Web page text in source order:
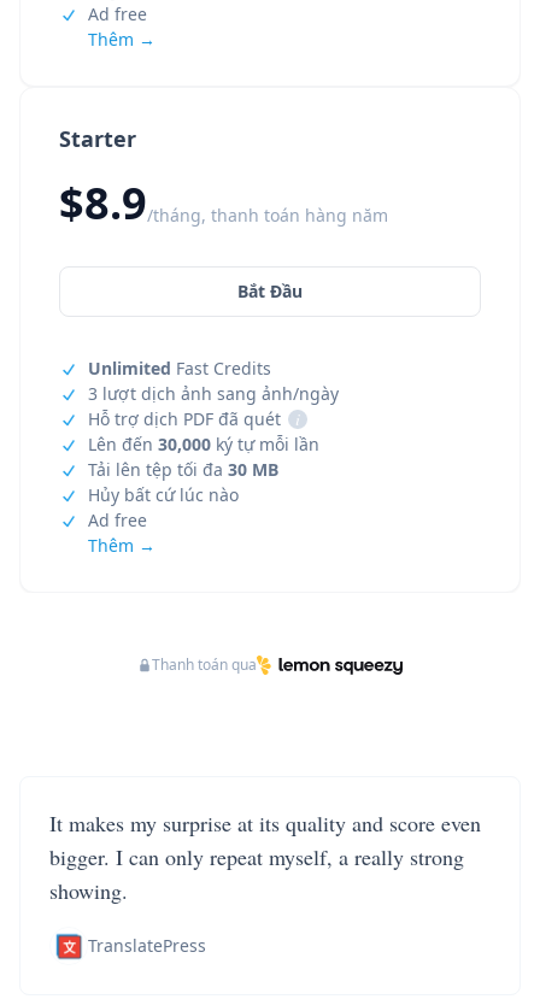
Starter
$8.9/tháng, thanh toán hàng năm
Bắt Đầu
Unlimited Fast Credits
3 lượt dịch ảnh sang ảnh/ngày
Hỗ trợ dịch PDF đã quét
i
Lên đến 30,000 ký tự mỗi lần
Tải lên tệp tối đa 30 MB
Hủy bất cứ lúc nào
Ad free
Thêm →
Ad free
Thêm →
Thanh toán qua
It makes my surprise at its quality and score even
bigger. I can only repeat myself, a really strong
showing.
TranslatePress